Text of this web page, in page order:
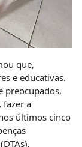
que,
e educativas.
preocupados,
fazer a
últimos cinco